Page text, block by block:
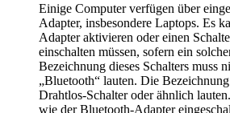
Einige Computer verfügen über
Adapter, insbesondere Laptops. Es
Adapter aktivieren oder einen
einschalten müssen, sofern ein
Bezeichnung dieses Schalters muss
„Bluetooth“ lauten. Die
Drahtlos-Schalter oder ähnlich
wie der Bluetooth-Adapter